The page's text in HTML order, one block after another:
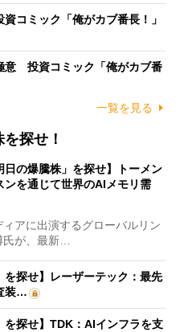
コミック「俺がカブ番長！」
意 投資コミック「俺がカブ番
一覧を見る
探せ！
日の爆騰株」を探せ】トーメン
ンを通じて世界のAIメモリ需
アに出演するグローバルリン
氏が、最新…
を探せ】レーザーテック：最先
装…
を探せ】TDK：AIインフラを支